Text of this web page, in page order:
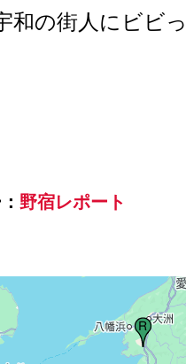
和の街人にビビ
野宿レポート